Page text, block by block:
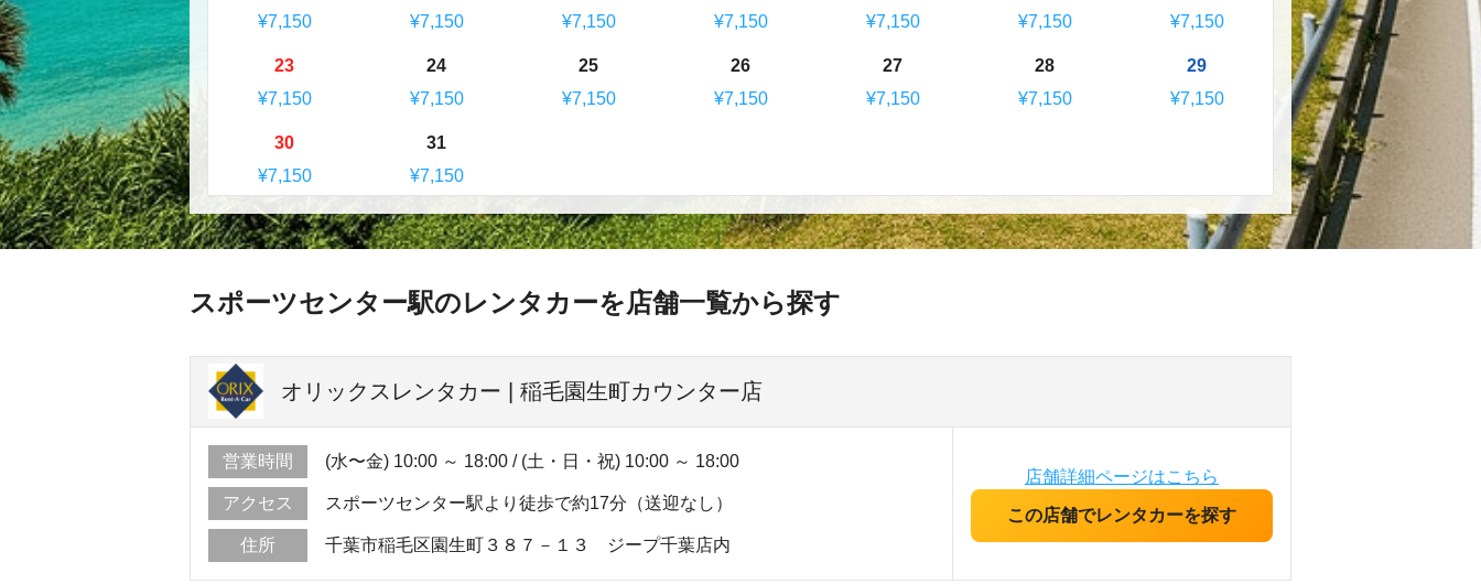
¥7,150
¥7,150
¥7,150
¥7,150
¥7,150
¥7,150
¥7,150
23
¥7,150
24
¥7,150
25
¥7,150
26
¥7,150
27
¥7,150
28
¥7,150
29
¥7,150
30
¥7,150
31
¥7,150
スポーツセンター駅のレンタカーを店舗一覧から探す
オリックスレンタカー | 稲毛園生町カウンター店
営業時間 (水〜金) 10:00 ～ 18:00 / (土・日・祝) 10:00 ～ 18:00
アクセス スポーツセンター駅より徒歩で約17分（送迎なし）
住所 千葉市稲毛区園生町３８７－１３ ジープ千葉店内
店舗詳細ページはこちら
この店舗でレンタカーを探す